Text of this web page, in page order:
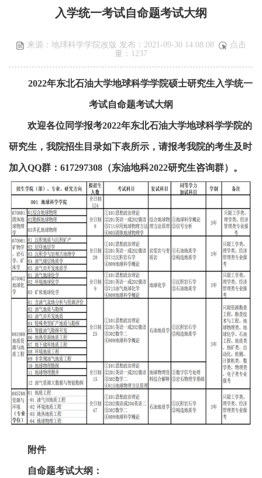
入学统一考试自命题考试大纲
来源：地球科学学院改版 发布：2021-09-30 14:08:08
点击
量： 1237
2022年东北石油大学地球科学学院硕士研究生入学统一
考试自命题考试大纲
欢迎各位同学报考2022年东北石油大学地球科学学院的
研究生，我院招生目录如下表所示，请报考我院的考生及时
加入QQ群： 617297308 （东油地科2022研究生咨询群）。
附件
自命题考试大纲：